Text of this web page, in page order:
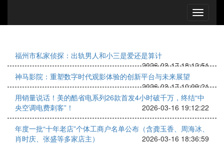
福州市私家侦探：出轨男人和小三是爱还是算计
2026-03-17 18:12:51
神马影院：重塑数字时代观影体验的创新平台与未来展望
2026-03-17 10:09:21
用销量说话！美的酷省电系列26款首发4小时破千万，终结“中
央空调电费刺客”！
2026-03-16 19:12:22
年度一批“十年老店”个体工商户名单公布（含龚玉香、周海冰、
肖时庆、张盛等多家店主）
2026-03-16 18:36:59